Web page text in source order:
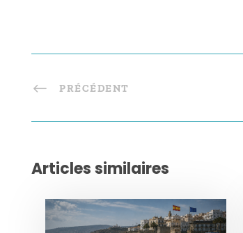
PRÉCÉDENT
Articles similaires